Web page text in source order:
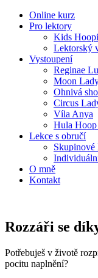
Online kurz
Pro lektory
Kids
Lektorský
Vystoupení
Reginae
Moon
Ohnivá
Circus
Víla Anya
Hula Hoop
Lekce s obručí
Skupinové
O mně
Kontakt
Rozzáři se
Potřebuješ v životě
pocitu naplnění?